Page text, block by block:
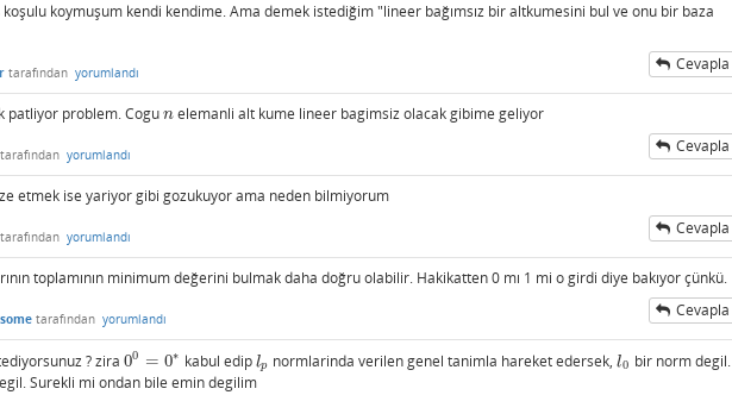
koşulu koymuşum kendi kendime. Ama demek istediğim "lineer bağımsız bir altkumesini bul ve onu bir baza
tarafından yorumlandı Cevapla
patliyor problem. Cogu n
nelemanli alt kume lineer bagimsiz olacak gibime geliyor
tarafından yorumlandı Cevapla
etmek ise yariyor gibi gozukuyor ama neden bilmiyorum
tarafından yorumlandı Cevapla
toplamının minimum değerini bulmak daha doğru olabilir. Hakikatten 0 mı 1 mi o girdi diye bakıyor çünkü.
tarafından yorumlandı Cevapla
? zira 00 = 0∗
00 =0∗ kabul ediplp
lp normlarinda verilen genel tanimla hareket edersek,l0
l0 bir norm degil.
Surekli mi ondan bile emin degilim